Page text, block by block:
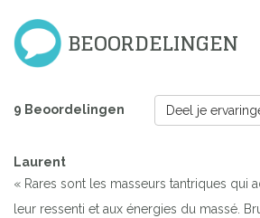
BEOORDELINGEN
9 Beoordelingen Deel je
Laurent
« Rares sont les masseurs tantriques qui
leur ressenti et aux énergies du massé.